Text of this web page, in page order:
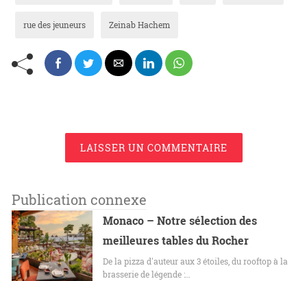
rue des jeuneurs Zeinab Hachem
LAISSER UN COMMENTAIRE
Publication connexe
Monaco – Notre sélection des
meilleures tables du Rocher
De la pizza d'auteur aux 3 étoiles, du rooftop à la
brasserie de légende :…